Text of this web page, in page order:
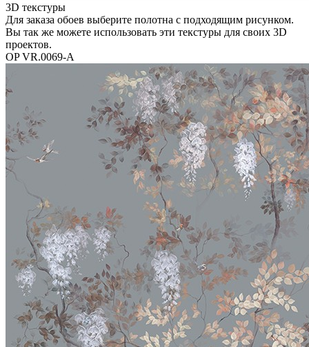
3D текстуры
Для заказа обоев выберите полотна с подходящим рисунком.
Вы так же можете использовать эти текстуры для своих 3D
проектов.
OP VR.0069-A